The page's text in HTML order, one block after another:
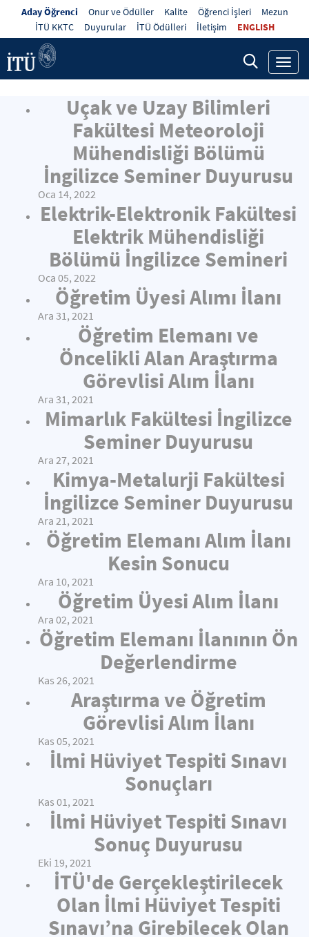
Aday Öğrenci Onur ve Ödüller Kalite Öğrenci İşleri
Mezun
İTÜ KKTC
Duyurular İTÜ Ödülleri İletişim ENGLISH
Uçak ve Uzay Bilimleri
Fakültesi Meteoroloji
Mühendisliği Bölümü
İngilizce Seminer Duyurusu
Oca 14, 2022
Elektrik-Elektronik Fakültesi
Elektrik Mühendisliği
Bölümü İngilizce Semineri
Oca 05, 2022
Öğretim Üyesi Alımı İlanı
Ara 31, 2021
Öğretim Elemanı ve
Öncelikli Alan Araştırma
Görevlisi Alım İlanı
Ara 31, 2021
Mimarlık Fakültesi İngilizce
Seminer Duyurusu
Ara 27, 2021
Kimya-Metalurji Fakültesi
İngilizce Seminer Duyurusu
Ara 21, 2021
Öğretim Elemanı Alım İlanı
Kesin Sonucu
Ara 10, 2021
Öğretim Üyesi Alım İlanı
Ara 02, 2021
Öğretim Elemanı İlanının Ön
Değerlendirme
Kas 26, 2021
Araştırma ve Öğretim
Görevlisi Alım İlanı
Kas 05, 2021
İlmi Hüviyet Tespiti Sınavı
Sonuçları
Kas 01, 2021
İlmi Hüviyet Tespiti Sınavı
Sonuç Duyurusu
Eki 19, 2021
İTÜ'de Gerçekleştirilecek
Olan İlmi Hüviyet Tespiti
Sınavı’na Girebilecek Olan